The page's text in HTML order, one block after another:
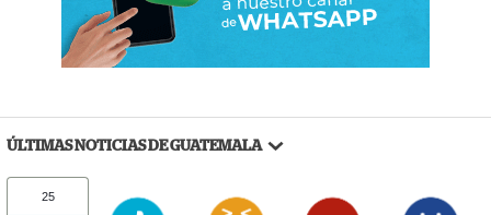
ÚLTIMAS NOTICIAS DE GUATEMALA
25